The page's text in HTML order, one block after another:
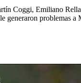
Coggi, Emiliano
generaron problemas a